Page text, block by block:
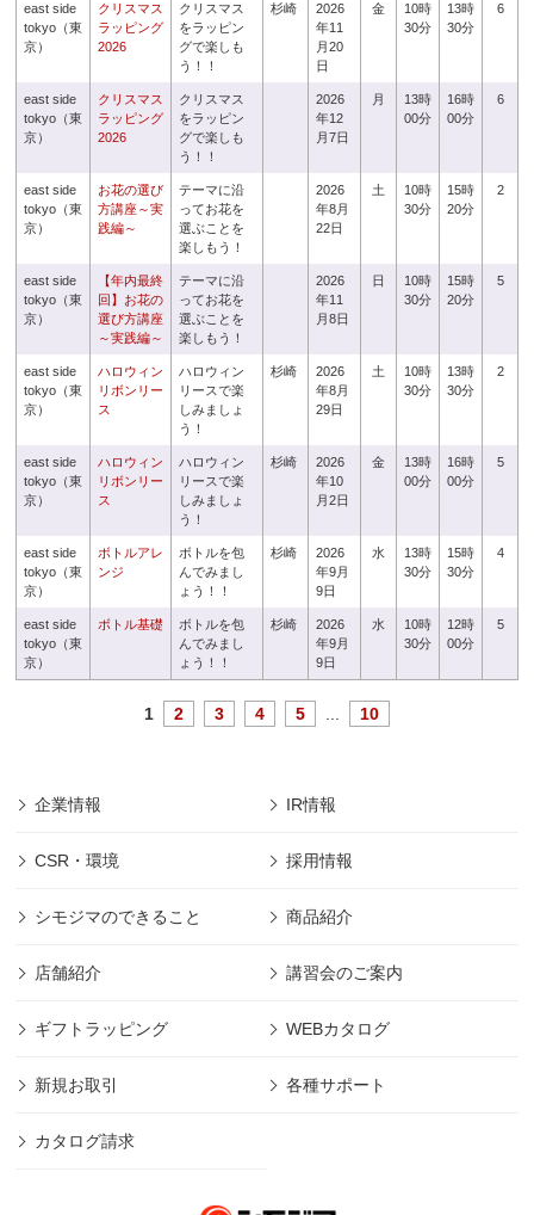
east side
tokyo（東
京）
クリスマス
ラッピング
2026
クリスマス
をラッピン
グで楽しも
う！！
杉崎
2026
年11
月20
日
金
10時
30分
13時
30分
6
east side
tokyo（東
京）
クリスマス
ラッピング
2026
クリスマス
をラッピン
グで楽しも
う！！
2026
年12
月7日
月
13時
00分
16時
00分
6
east side
tokyo（東
京）
お花の選び
方講座～実
践編～
テーマに沿
ってお花を
選ぶことを
楽しもう！
2026
年8月
22日
土
10時
30分
15時
20分
2
east side
tokyo（東
京）
【年内最終
回】お花の
選び方講座
～実践編～
テーマに沿
ってお花を
選ぶことを
楽しもう！
2026
年11
月8日
日
10時
30分
15時
20分
5
east side
tokyo（東
京）
ハロウィン
リボンリー
ス
ハロウィン
リースで楽
しみましょ
う！
杉崎
2026
年8月
29日
土
10時
30分
13時
30分
2
east side
tokyo（東
京）
ハロウィン
リボンリー
ス
ハロウィン
リースで楽
しみましょ
う！
杉崎
2026
年10
月2日
金
13時
00分
16時
00分
5
east side
tokyo（東
京）
ボトルアレ
ンジ
ボトルを包
んでみまし
ょう！！
杉崎
2026
年9月
9日
水
13時
30分
15時
30分
4
east side
tokyo（東
京）
ボトル基礎
ボトルを包
んでみまし
ょう！！
杉崎
2026
年9月
9日
水
10時
30分
12時
00分
5
1 2 3 4 5 10
企業情報 IR情報
CSR・環境 採用情報
シモジマのできること 商品紹介
店舗紹介 講習会のご案内
ギフトラッピング WEBカタログ
新規お取引 各種サポート
カタログ請求